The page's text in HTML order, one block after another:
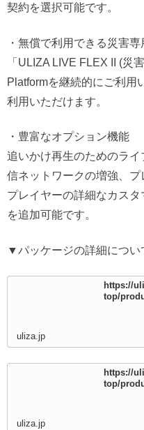
契約を選択可能です。
・無償で利用できる災害
「ULIZA LIVE FLEX II (災
Platformを継続的にご利用
利用いただけます。
・豊富なオプション機能
追いかけ再生のためのラ
信ネットワークの増強、
プレイヤーの詳細なカス
を追加可能です。
▼パッケージの詳細につい
https://
top/
uliza.jp
https://
top/
uliza.jp